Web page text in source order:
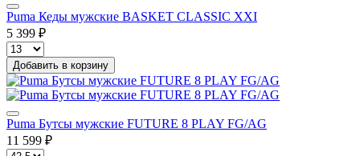
Puma Кеды мужские BASKET CLASSIC XXI
5 399 ₽
Добавить в корзину
Puma Бутсы мужские FUTURE 8 PLAY FG/AG
11 599 ₽